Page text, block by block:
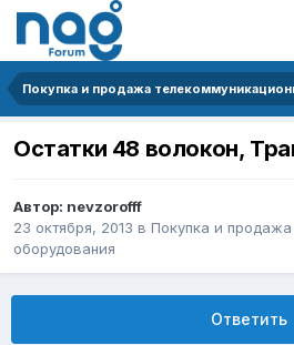
Остатки 48 волокон,
Автор: nevzorofff
23 октября, 2013 в Покупка и
оборудования
Ответить